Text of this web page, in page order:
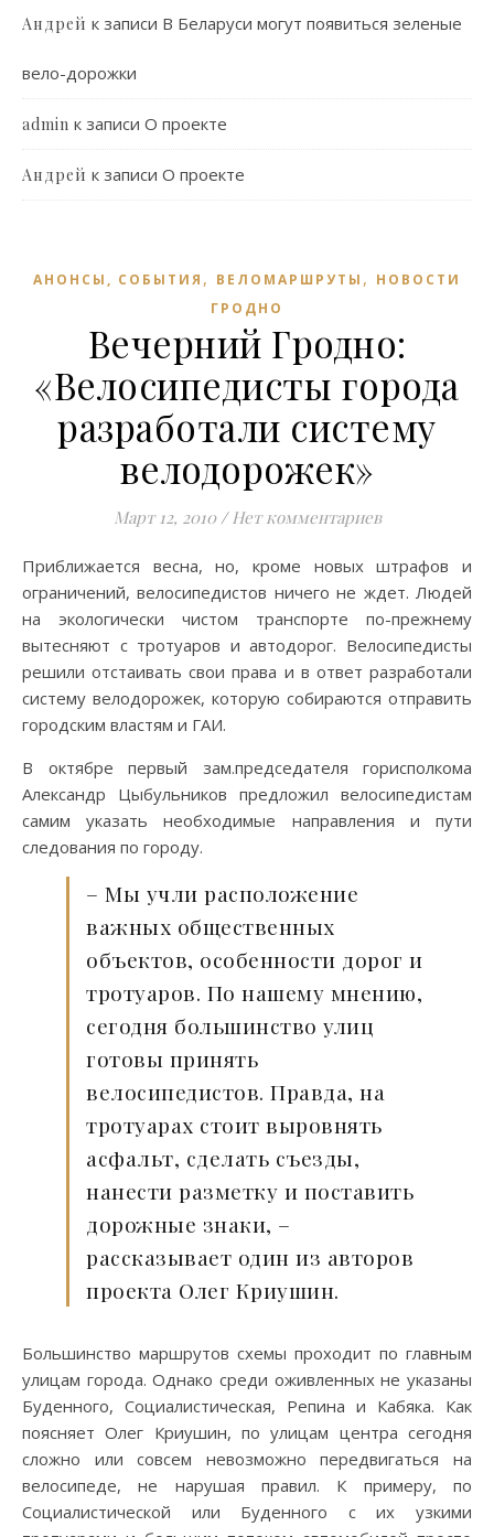
Андрей к записи В Беларуси могут появиться зеленые
вело-дорожки
admin к записи О проекте
Андрей к записи О проекте
АНОНСЫ, СОБЫТИЯ , ВЕЛОМАРШРУТЫ , НОВОСТИ
ГРОДНО
Вечерний Гродно:
«Велосипедисты города
разработали систему
велодорожек»
Март 12, 2010 / Нет комментариев
Приближается весна, но, кроме новых штрафов и
ограничений, велосипедистов ничего не ждет. Людей
на экологически чистом транспорте по-прежнему
вытесняют с тротуаров и автодорог. Велосипедисты
решили отстаивать свои права и в ответ разработали
систему велодорожек, которую собираются отправить
городским властям и ГАИ.
В октябре первый зам.председателя горисполкома
Александр Цыбульников предложил велосипедистам
самим указать необходимые направления и пути
следования по городу.
– Мы учли расположение
важных общественных
объектов, особенности дорог и
тротуаров. По нашему мнению,
сегодня большинство улиц
готовы принять
велосипедистов. Правда, на
тротуарах стоит выровнять
асфальт, сделать съезды,
нанести разметку и поставить
дорожные знаки, –
рассказывает один из авторов
проекта Олег Криушин.
Большинство маршрутов схемы проходит по главным
улицам города. Однако среди оживленных не указаны
Буденного, Социалистическая, Репина и Кабяка. Как
поясняет Олег Криушин, по улицам центра сегодня
сложно или совсем невозможно передвигаться на
велосипеде, не нарушая правил. К примеру, по
Социалистической или Буденного с их узкими